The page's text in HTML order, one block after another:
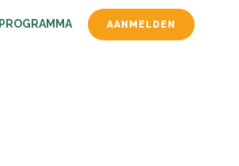
PROGRAMMA AANMELDEN